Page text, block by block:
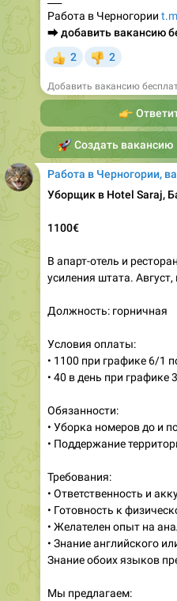
Работа в Черногории
⮕добавить вакансию
2 2
Добавить вакансию
👉
Создать вакансию
Работа в Черногории,
Уборщик в Hotel Saraj,
1100€
В апарт-отель и
усиления штата.
Должность: горничная
Условия оплаты:
• 1100 при графике 6/1
• 40 в день при графике
Обязанности:
• Уборка номеров до и
• Поддержание
Требования:
• Ответственность и
• Готовность к
• Желателен опыт на
• Знание английского
Знание обоих языков
Мы предлагаем: